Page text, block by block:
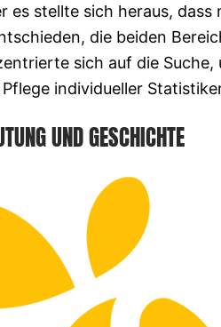
es stellte sich heraus, dass
die beiden
sich auf die Suche,
individueller
UND GESCHICHTE